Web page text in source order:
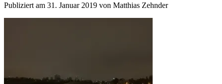
Publiziert am 31. Januar 2019 von Matthias Zehnder